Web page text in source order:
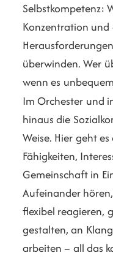
Selbstkompetenz:
Konzentration und
überwinden. Wer
wenn es
Im Orchester und
hinaus die
Weise. Hier geht
Fähigkeiten,
Gemeinschaft in
Aufeinander
flexibel reagieren,
gestalten, an
arbeiten – all das